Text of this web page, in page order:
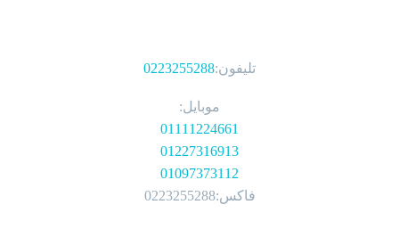
تليفون:0223255288
موبايل:
01111224661
01227316913
01097373112
فاكس:0223255288